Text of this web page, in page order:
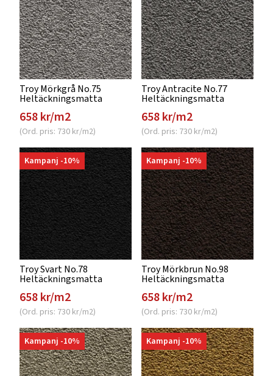
Troy Mörkgrå No.75
Heltäckningsmatta
658 kr/m2
(Ord. pris: 730 kr/m2)
Troy Antracite No.77
Heltäckningsmatta
658 kr/m2
(Ord. pris: 730 kr/m2)
Kampanj -10%
Troy Svart No.78
Heltäckningsmatta
658 kr/m2
(Ord. pris: 730 kr/m2)
Kampanj -10%
Troy Mörkbrun No.98
Heltäckningsmatta
658 kr/m2
(Ord. pris: 730 kr/m2)
Kampanj -10% Kampanj -10%